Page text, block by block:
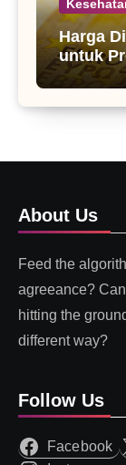
Harga
untuk
About Us
Feed the
agreeance?
hitting the
different way?
Follow Us
Facebook